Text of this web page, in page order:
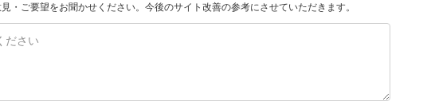
・ご要望をお聞かせください。今後のサイト改善の参考にさせていただきます。